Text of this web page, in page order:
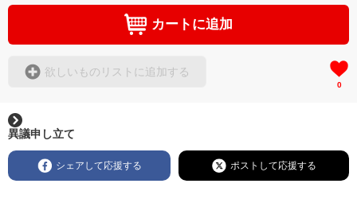
＜著者/小説:作詞:挿画作成＞
凛々風 猛-リリカゼタケル
▶︎刺すように燃えるような眼差しは
[第2作品: 通常版.小説のみ.]
＜著者＞ 凛々風 猛 -リリカゼタケル
日本語版: https://amzn.asia/d/7GbUq3Z
カートに追加
欲しいものリストに追加する
0
異議申し立て
シェアして応援する ポストして応援する